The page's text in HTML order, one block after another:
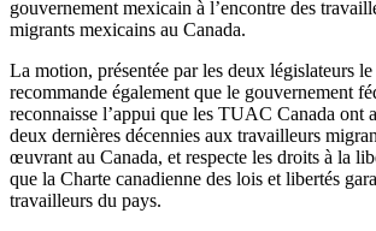
gouvernement mexicain à l’encontre des
migrants mexicains au Canada.
La motion, présentée par les deux législateurs
recommande également que le gouvernement
reconnaisse l’appui que les TUAC Canada ont
deux dernières décennies aux travailleurs
œuvrant au Canada, et respecte les droits à la
que la Charte canadienne des lois et libertés
travailleurs du pays.